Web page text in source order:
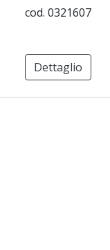
cod. 0321607
Dettaglio